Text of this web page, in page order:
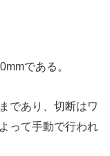
である。
であり、切断はワ
って手動で行われ